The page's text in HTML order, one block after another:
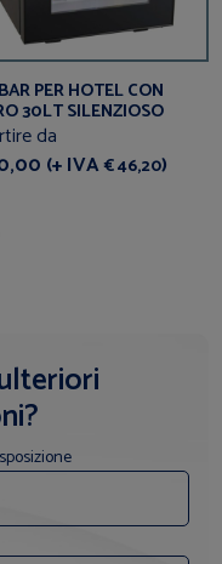
PER HOTEL CON
30LT SILENZIOSO
da
(+ IVA€ 46,20)